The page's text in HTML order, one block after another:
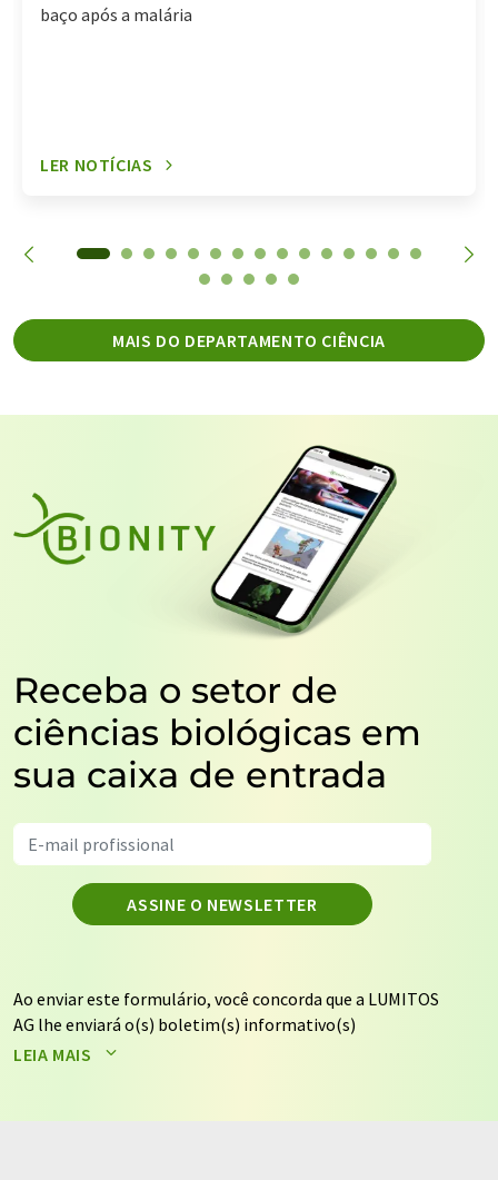
baço após a malária
LER NOTÍCIAS
MAIS DO DEPARTAMENTO CIÊNCIA
Receba o setor de
ciências biológicas em
sua caixa de entrada
ASSINE O NEWSLETTER
Ao enviar este formulário, você concorda que a LUMITOS
AG lhe enviará o(s) boletim(s) informativo(s)
selecionado(s) acima por e-mail. Seus dados não serão
proteção de dados. A LUMITOS pode entrar em contato
LEIA MAIS